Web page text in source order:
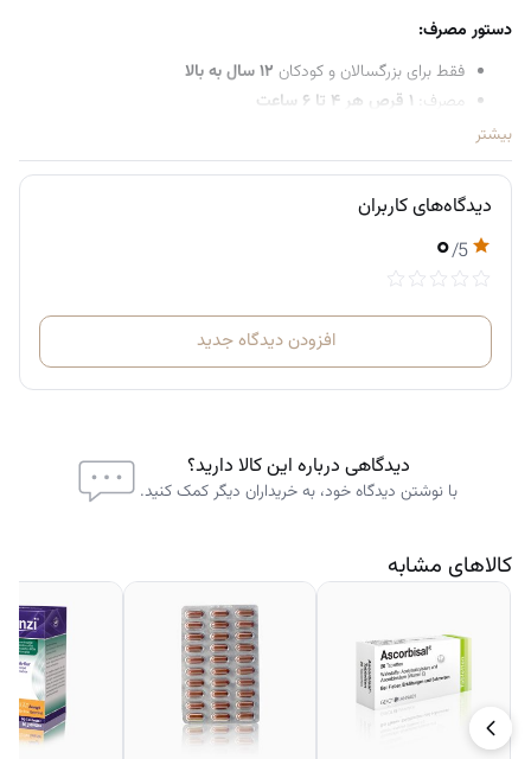
دستور مصرف:
فقط برای بزرگسالان و کودکان ۱۲ سال به بالا
مصرف: ۱ قرص هر ۴ تا ۶ ساعت
کرد
حداکثر مجاز: ۸ قرص در ۲۴ ساعت
بیشتر
دیدگاه‌های کاربران
۰/5
افزودن دیدگاه جدید
دیدگاهی درباره این کالا دارید؟
با نوشتن دیدگاه خود، به خریداران دیگر کمک کنید.
کالاهای مشابه